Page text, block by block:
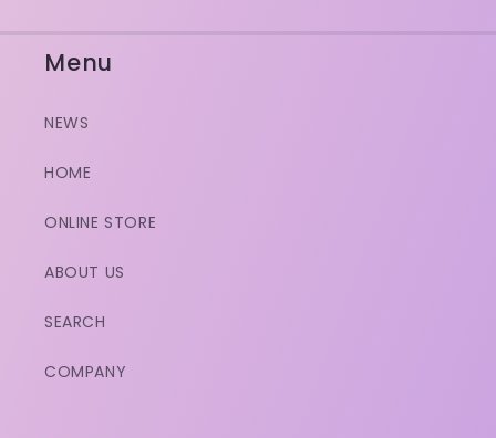
Menu
NEWS
HOME
ONLINE STORE
ABOUT US
SEARCH
COMPANY